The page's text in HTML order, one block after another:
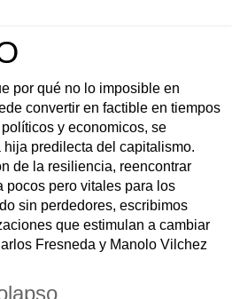
por qué no lo imposible en
convertir en factible en tiempos
y economicos, se
predilecta del capitalismo.
de la resiliencia, reencontrar
pocos pero vitales para los
sin perdedores, escribimos
que estimulan a cambiar
Fresneda y Manolo Vilchez